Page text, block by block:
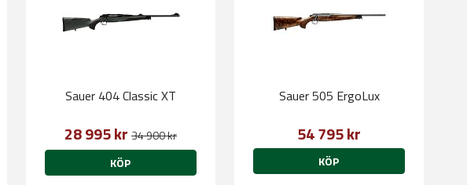
Sauer 404 Classic XT
28 995 kr 34 900 kr
KÖP
Sauer 505 ErgoLux
54 795 kr
KÖP